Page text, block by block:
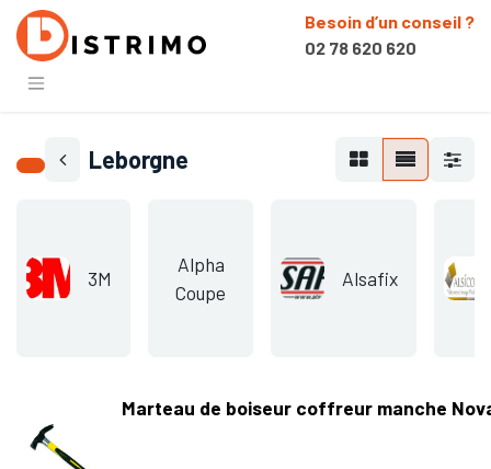
Besoin d’un conseil ?
02 78 620 620
Leborgne
3M
Alpha
Coupe
Alsafix
Marteau de boiseur coffreur manche